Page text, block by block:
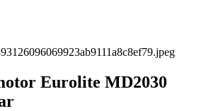
Eurolite MD2030